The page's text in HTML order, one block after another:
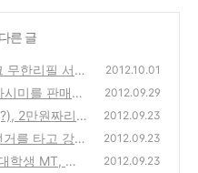
른 글
무한리필 서비
2012.10.01
미를 판매하
(0)
2012.09.29
2만원짜리
고 실망한 방
2012.09.23
를 타고 강변
뷰
(0)
2012.09.23
학생 MT, 직
2012.09.23